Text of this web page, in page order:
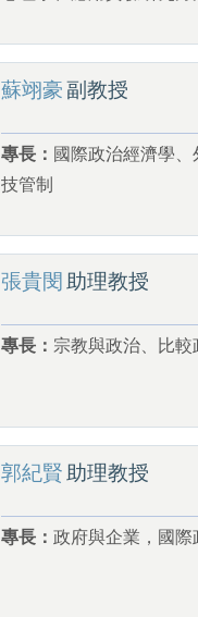
蘇翊豪副教授
專長： 國際政治經濟學
技管制
張貴閔 助理教授
專長： 宗教與政治、比較
郭紀賢 助理教授
專長： 政府與企業，國際